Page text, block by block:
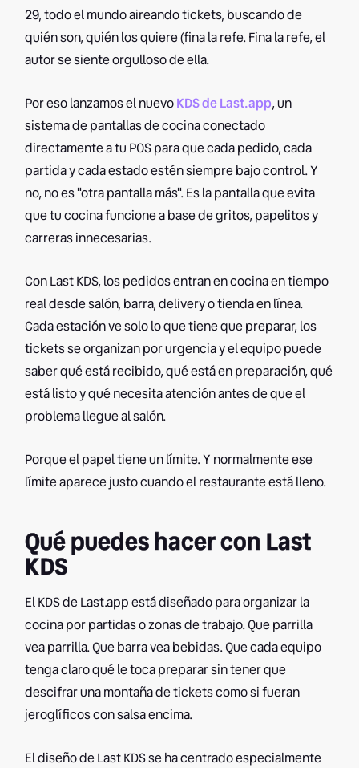
29, todo el mundo aireando tickets, buscando de
quién son, quién los quiere (fina la refe. Fina la refe, el
autor se siente orgulloso de ella.
Por eso lanzamos el nuevoKDS de Last.app, un
sistema de pantallas de cocina conectado
directamente a tu POS para que cada pedido, cada
partida y cada estado estén siempre bajo control. Y
no, no es "otra pantalla más". Es la pantalla que evita
que tu cocina funcione a base de gritos, papelitos y
carreras innecesarias.
Con Last KDS, los pedidos entran en cocina en tiempo
real desde salón, barra, delivery o tienda en línea.
Cada estación ve solo lo que tiene que preparar, los
tickets se organizan por urgencia y el equipo puede
saber qué está recibido, qué está en preparación, qué
está listo y qué necesita atención antes de que el
problema llegue al salón.
Porque el papel tiene un límite. Y normalmente ese
límite aparece justo cuando el restaurante está lleno.
Qué puedes hacer con Last
KDS
El KDS de Last.app está diseñado para organizar la
cocina por partidas o zonas de trabajo. Que parrilla
vea parrilla. Que barra vea bebidas. Que cada equipo
tenga claro qué le toca preparar sin tener que
descifrar una montaña de tickets como si fueran
jeroglíficos con salsa encima.
El diseño de Last KDS se ha centrado especialmente